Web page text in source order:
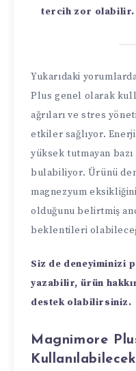
tercih zor olabilir.
Yukarıdaki
Plus genel olarak
ağrıları ve stres
etkiler sağlıyor.
yüksek tutmayan bazı
bulabiliyor. Ürünü
magnezyum
olduğunu belirtmiş
beklentileri
Siz de deneyiminizi
yazabilir, ürün
destek olabilirsiniz.
Magnimore